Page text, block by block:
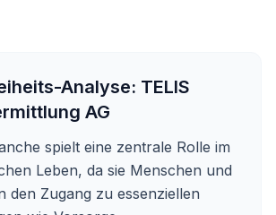
Analyse: TELIS
AG
spielt eine zentrale Rolle im
Leben, da sie Menschen und
den Zugang zu essenziellen